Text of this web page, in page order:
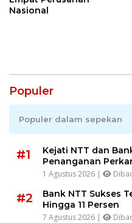
Nasional
Populer
Populer dalam sepekan
#1
Kejati NTT dan
Penanganan
1 Agustus 2026 |
#2
Bank NTT Sukses
Hingga 11 Persen
7 Agustus 2026 |